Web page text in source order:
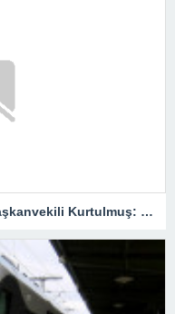
‘Kaset’ kumpası! AK Parti Genel Başkanvekili Kurtulmuş: Savcılar harekete geçmeli